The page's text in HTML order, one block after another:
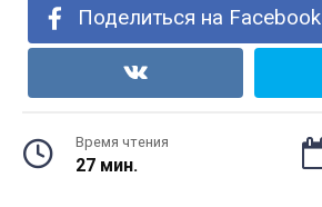
Поделиться на Facebook
Время чтения
27 мин.